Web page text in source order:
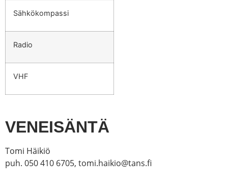
Sähkökompassi
Radio
VHF
VENEISÄNTÄ
Tomi Häikiö
puh. 050 410 6705, tomi.haikio@tans.fi